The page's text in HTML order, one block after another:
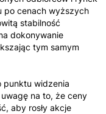
po cenach wyższych
stabilność
dokonywanie
tym samym
widzenia
na to, że ceny
aby rosły akcje